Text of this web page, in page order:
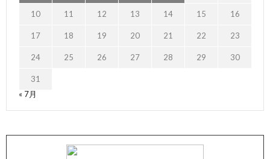
10 11 12 13 14 15 16
17 18 19 20 21 22 23
24 25 26 27 28 29 30
31
« 7月